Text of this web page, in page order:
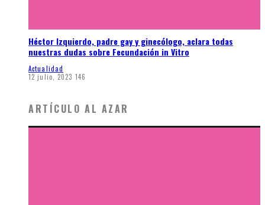
Héctor Izquierdo, padre gay y ginecólogo, aclara todas
nuestras dudas sobre Fecundación in Vitro
Actualidad
12 julio, 2023 146
ARTÍCULO AL AZAR